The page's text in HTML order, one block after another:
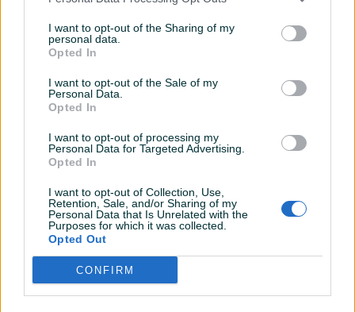
I want to opt-out of the Sharing of my
personal data.
Opted In
I want to opt-out of the Sale of my
Personal Data.
Opted In
I want to opt-out of processing my
Personal Data for Targeted Advertising.
Opted In
I want to opt-out of Collection, Use,
Retention, Sale, and/or Sharing of my
Personal Data that Is Unrelated with the
Purposes for which it was collected.
Opted Out
CONFIRM
Xenon
Zaštita/Blokada
Digitalna klima
Navigacija
USB port
Tempomat
El. podizači stakala